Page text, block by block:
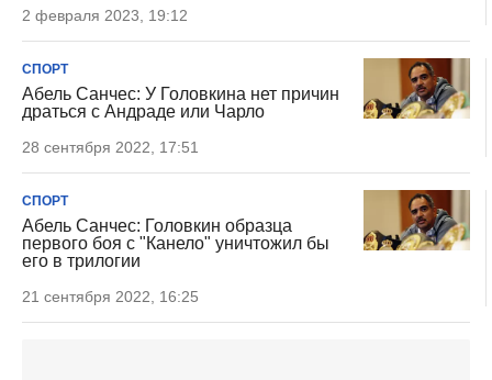
2 февраля 2023, 19:12
СПОРТ
Абель Санчес: У Головкина нет причин
драться с Андраде или Чарло
28 сентября 2022, 17:51
СПОРТ
Абель Санчес: Головкин образца
первого боя c "Канело" уничтожил бы
его в трилогии
21 сентября 2022, 16:25